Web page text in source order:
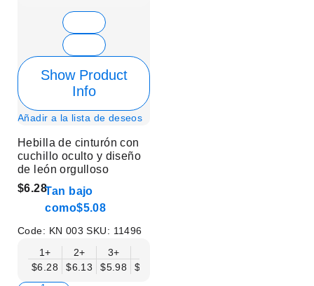
Show Product
Info
Añadir a la lista de deseos
Hebilla de cinturón con
cuchillo oculto y diseño
de león orgulloso
$6.28Tan bajo
como$5.08
Code: KN 003SKU: 11496
1+
$6.28
2+
$6.13
3+
$5.98
$5.83